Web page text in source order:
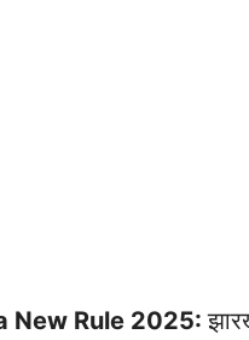
New Rule 2025: